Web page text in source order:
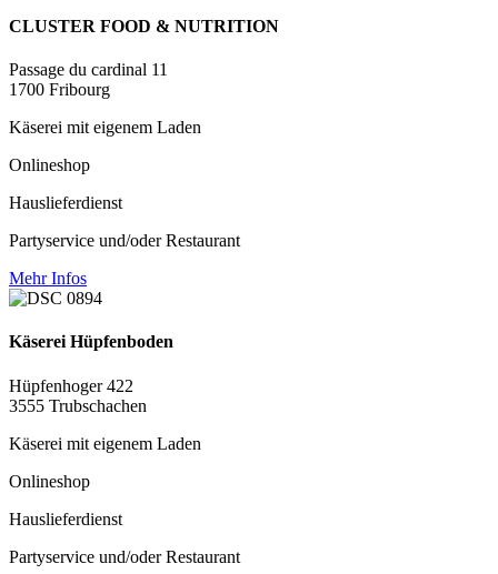
CLUSTER FOOD & NUTRITION
Passage du cardinal 11
1700 Fribourg
Käserei mit eigenem Laden
Onlineshop
Hauslieferdienst
Partyservice und/oder Restaurant
Mehr Infos
Käserei Hüpfenboden
Hüpfenhoger 422
3555 Trubschachen
Käserei mit eigenem Laden
Onlineshop
Hauslieferdienst
Partyservice und/oder Restaurant